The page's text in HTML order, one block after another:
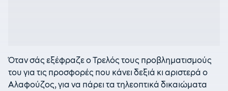
Όταν σάς εξέφραζε ο Τρελός τους προβληματισμούς
του για τις προσφορές που κάνει δεξιά κι αριστερά ο
Αλαφούζος, για να πάρει τα τηλεοπτικά δικαιώματα